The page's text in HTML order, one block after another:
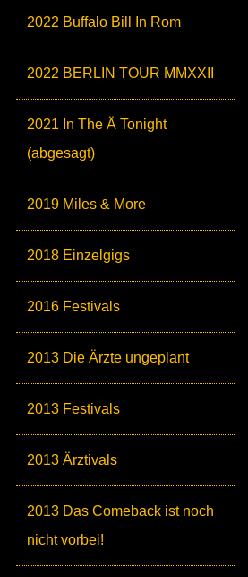
2022 Buffalo Bill In Rom
2022 BERLIN TOUR MMXXII
2021 In The Ä Tonight
(abgesagt)
2019 Miles & More
2018 Einzelgigs
2016 Festivals
2013 Die Ärzte ungeplant
2013 Festivals
2013 Ärztivals
2013 Das Comeback ist noch
nicht vorbei!